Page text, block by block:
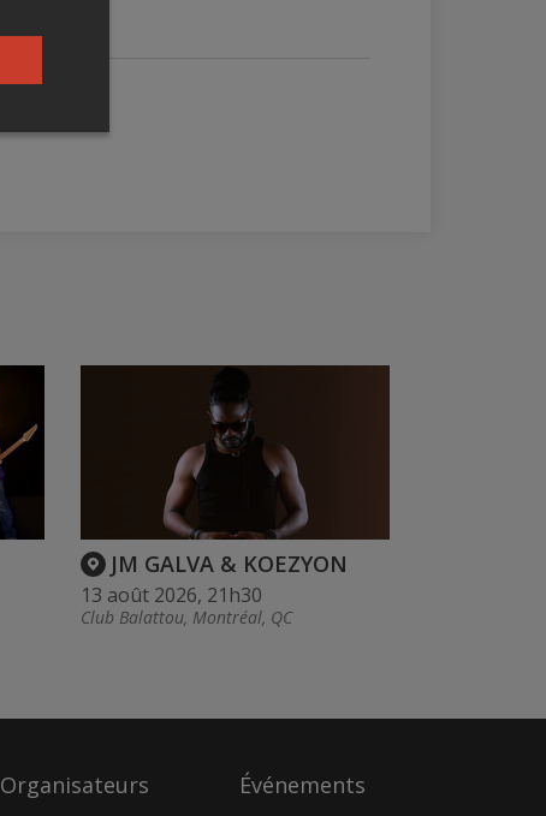
JM GALVA & KOEZYON
13 août 2026, 21h30
Club Balattou, Montréal, QC
Organisateurs Événements